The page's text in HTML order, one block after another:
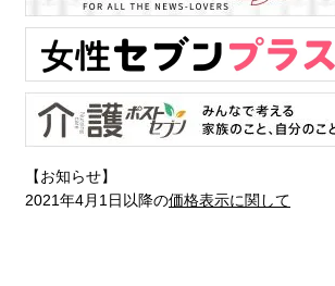
【お知らせ】
2021年4月1日以降の価格表示に関して